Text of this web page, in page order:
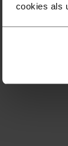
cookies als